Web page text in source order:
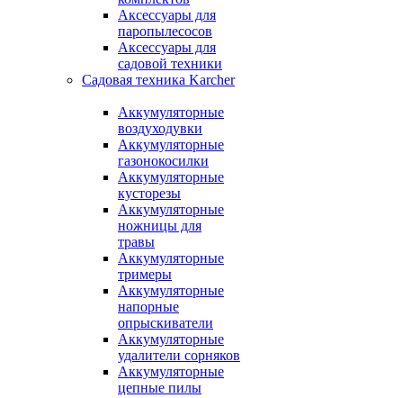
Аксессуары для
паропылесосов
Аксессуары для
садовой техники
Садовая техника Karcher
Аккумуляторные
воздуходувки
Аккумуляторные
газонокосилки
Аккумуляторные
кусторезы
Аккумуляторные
ножницы для
травы
Аккумуляторные
тримеры
Аккумуляторные
напорные
опрыскиватели
Аккумуляторные
удалители сорняков
Аккумуляторные
цепные пилы